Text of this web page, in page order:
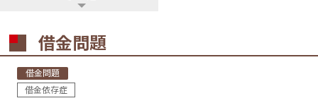
借金問題
借金問題
借金依存症